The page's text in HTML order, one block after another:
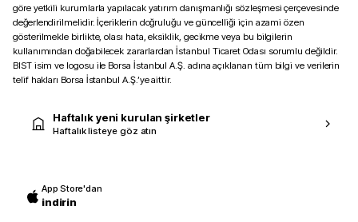
göre yetkili kurumlarla yapılacak yatırım danışmanlığı sözleşmesi çerçevesinde
değerlendirilmelidir. İçeriklerin doğruluğu ve güncelliği için azami özen
gösterilmekle birlikte, olası hata, eksiklik, gecikme veya bu bilgilerin
kullanımından doğabilecek zararlardan İstanbul Ticaret Odası sorumlu değildir.
BIST isim ve logosu ile Borsa İstanbul A.Ş. adına açıklanan tüm bilgi ve verilerin
telif hakları Borsa İstanbul A.Ş.’ye aittir.
Haftalık yeni kurulan şirketler
Haftalık listeye göz atın
App Store'dan
indirin